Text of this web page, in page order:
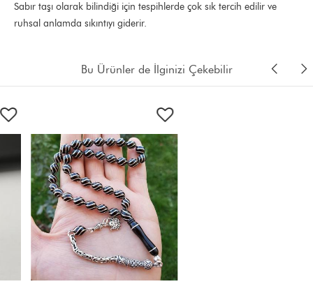
Sabır taşı olarak bilindiği için tespihlerde çok sık tercih edilir ve
ruhsal anlamda sıkıntıyı giderir.
Bu Ürünler de İlginizi Çekebilir